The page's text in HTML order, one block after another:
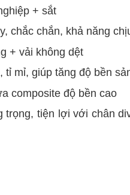
+ sắt
chắc chắn, khả năng
+ vải không dệt
mỉ, giúp tăng độ bền
composite độ bền cao
trọng, tiện lợi với chân